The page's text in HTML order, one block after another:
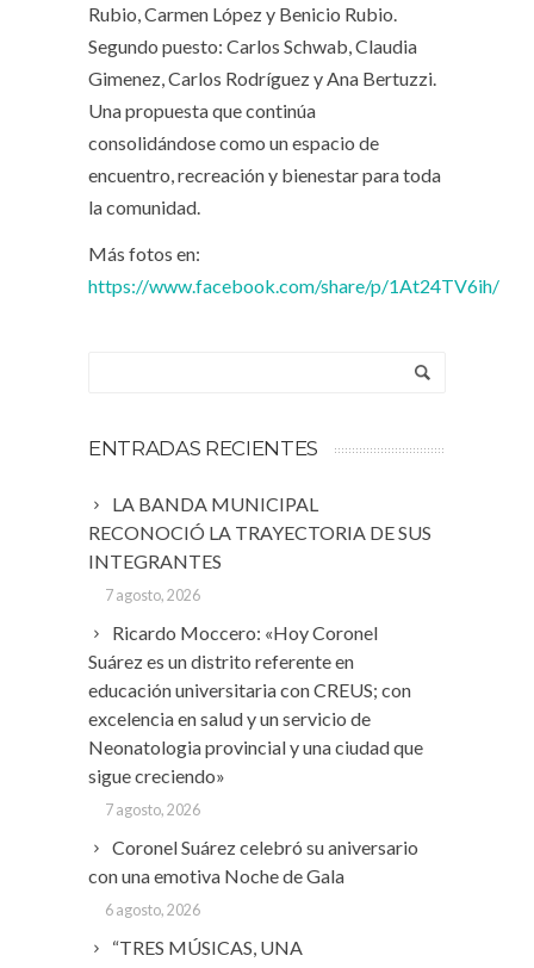
Rubio, Carmen López y Benicio Rubio.
Segundo puesto: Carlos Schwab, Claudia
Gimenez, Carlos Rodríguez y Ana Bertuzzi.
Una propuesta que continúa
consolidándose como un espacio de
encuentro, recreación y bienestar para toda
la comunidad.
Más fotos en:
https://www.facebook.com/share/p/1At24TV6ih/
ENTRADAS RECIENTES
LA BANDA MUNICIPAL
RECONOCIÓ LA TRAYECTORIA DE SUS
INTEGRANTES
7 agosto, 2026
Ricardo Moccero: «Hoy Coronel
Suárez es un distrito referente en
educación universitaria con CREUS; con
excelencia en salud y un servicio de
Neonatologia provincial y una ciudad que
sigue creciendo»
7 agosto, 2026
Coronel Suárez celebró su aniversario
con una emotiva Noche de Gala
6 agosto, 2026
“TRES MÚSICAS, UNA